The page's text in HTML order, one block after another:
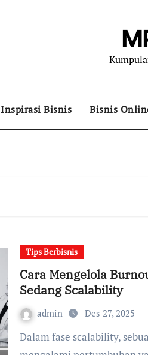
Inspirasi Bisnis Bisnis
Tips Berbisnis
Cara Mengelola
Sedang Scalability
admin Des 27, 2025
Dalam fase scalability, sebuah bisnis sering kali